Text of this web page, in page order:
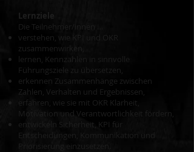
Lernziele
Die Teilnehmer/innen …
verstehen, wie KPI und OKR
zusammenwirken,
lernen, Kennzahlen in sinnvolle
Führungsziele zu übersetzen,
erkennen Zusammenhänge zwischen
Zahlen, Verhalten und Ergebnissen,
erfahren, wie sie mit OKR Klarheit,
Motivation und Verantwortlichkeit fördern,
entwickeln Sicherheit, KPI für
Entscheidungen, Kommunikation und
Priorisierung einzusetzen.